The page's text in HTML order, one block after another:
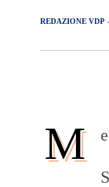
REDAZIONE VDP
M